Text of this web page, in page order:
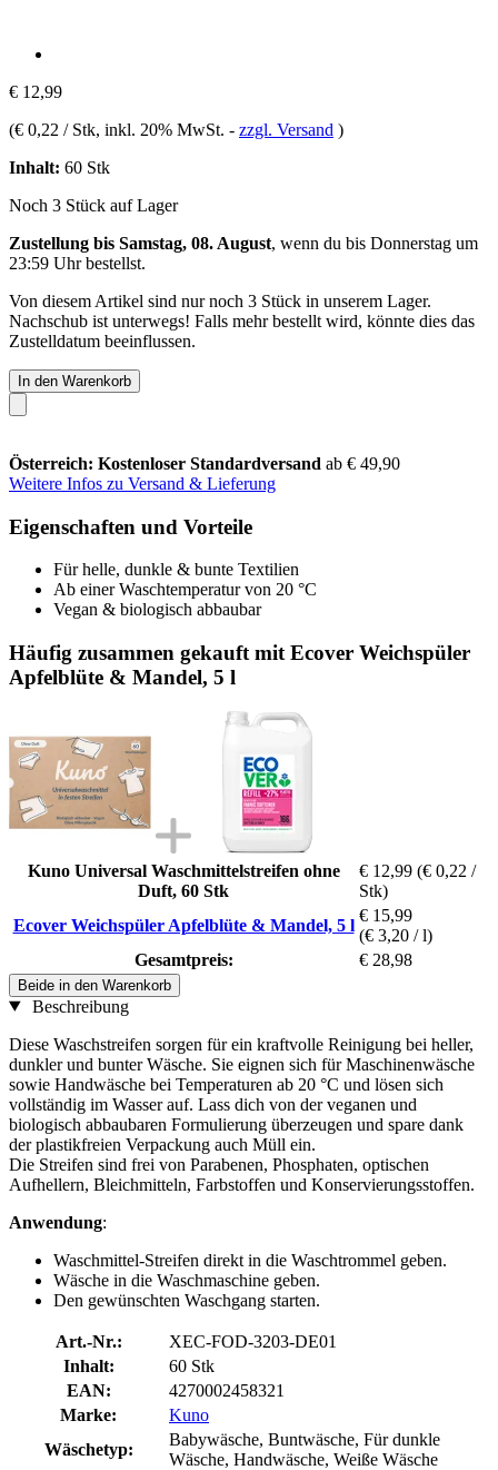
€ 12,99
(€ 0,22 / Stk, inkl. 20% MwSt. - zzgl. Versand )
Inhalt: 60 Stk
Noch 3 Stück auf Lager
Zustellung bis Samstag, 08. August, wenn du bis Donnerstag um
23:59 Uhrbestellst.
Von diesem Artikel sind nur noch 3 Stück in unserem Lager.
Nachschub ist unterwegs! Falls mehr bestellt wird, könnte dies das
Zustelldatum beeinflussen.
In den Warenkorb
Österreich: Kostenloser Standardversand ab € 49,90
Weitere Infos zu Versand & Lieferung
Eigenschaften und Vorteile
Für helle, dunkle & bunte Textilien
Ab einer Waschtemperatur von 20 °C
Vegan & biologisch abbaubar
Häufig zusammen gekauft mit Ecover Weichspüler
Apfelblüte & Mandel, 5 l
Kuno Universal Waschmittelstreifen ohne
Duft, 60 Stk
€ 12,99 (€ 0,22 /
Stk)
Ecover Weichspüler Apfelblüte & Mandel, 5 l
€ 15,99
(€ 3,20 / l)
Gesamtpreis:
€ 28,98
Beide in den Warenkorb
Beschreibung
Diese Waschstreifen sorgen für ein kraftvolle Reinigung bei heller,
dunkler und bunter Wäsche. Sie eignen sich für Maschinenwäsche
sowie Handwäsche bei Temperaturen ab 20 °C und lösen sich
vollständig im Wasser auf. Lass dich von der veganen und
biologisch abbaubaren Formulierung überzeugen und spare dank
der plastikfreien Verpackung auch Müll ein.
Die Streifen sind frei von Parabenen, Phosphaten, optischen
Aufhellern, Bleichmitteln, Farbstoffen und Konservierungsstoffen.
Anwendung:
Waschmittel-Streifen direkt in die Waschtrommel geben.
Wäsche in die Waschmaschine geben.
Den gewünschten Waschgang starten.
Art.-Nr.:
XEC-FOD-3203-DE01
Inhalt:
60 Stk
EAN:
4270002458321
Marke:
Kuno
Wäschetyp:
Babywäsche, Buntwäsche, Für dunkle
Wäsche, Handwäsche, Weiße Wäsche